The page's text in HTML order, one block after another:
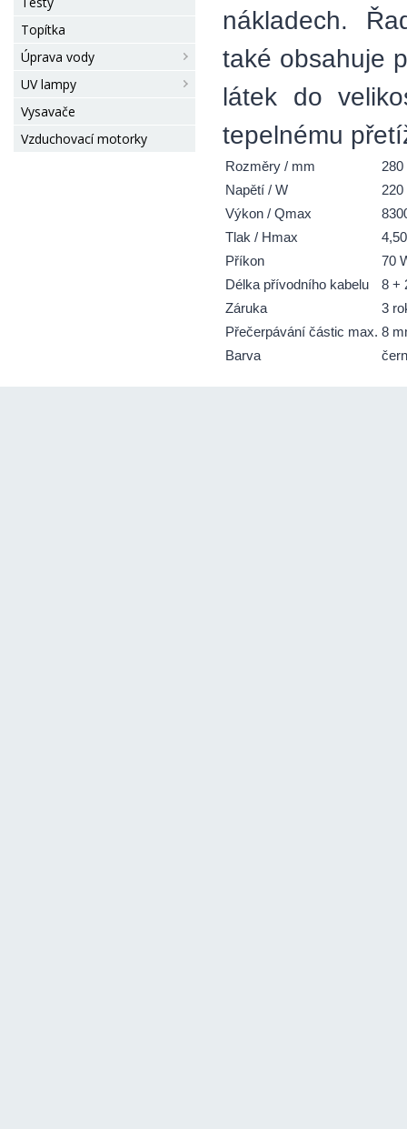
Topítka
Úprava vody
UV lampy
Vysavače
Vzduchovací motorky
nákladech.
také obsahuje
látek do
tepelnému
Rozměry / mm
Napětí / W
Výkon / Qmax
Tlak / Hmax
Příkon
70
Délka přívodního kabelu
8 +
Záruka
3
Přečerpávání částic max. 8
Barva